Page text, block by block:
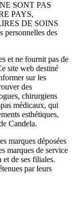
SONT PAS
PAYS,
DE SOINS
personnelles des
et ne fournit pas de
site web destiné
sur les
des
chirurgiens
médicaux, qui
esthétiques,
Candela.
marques déposées
marques de service
et de ses filiales.
par leurs